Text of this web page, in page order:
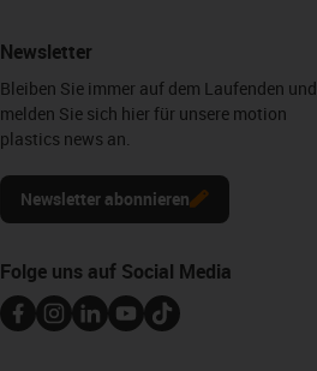
Newsletter
Bleiben Sie immer auf dem Laufenden und
melden Sie sich hier für unsere motion
plastics news an.
Newsletter abonnieren
Folge uns auf Social Media